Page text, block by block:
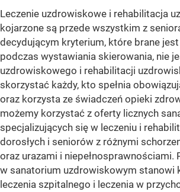
Leczenie uzdrowiskowe i rehabilitacja
kojarzone są przede wszystkim z
decydującym kryterium, które brane
podczas wystawiania skierowania, nie
uzdrowiskowego i rehabilitacji
skorzystać każdy, kto spełnia
oraz korzysta ze świadczeń opieki
możemy korzystać z oferty licznych
specjalizujących się w leczeniu i
dorosłych i seniorów z różnymi
oraz urazami i niepełnosprawnościami.
w sanatorium uzdrowiskowym stanowi
leczenia szpitalnego i leczenia w